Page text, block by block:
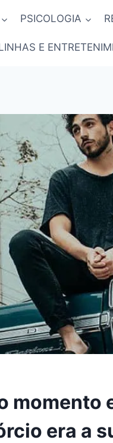
PSICOLOGIA
E
momento
era a